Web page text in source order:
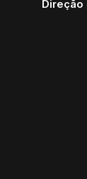
Direção